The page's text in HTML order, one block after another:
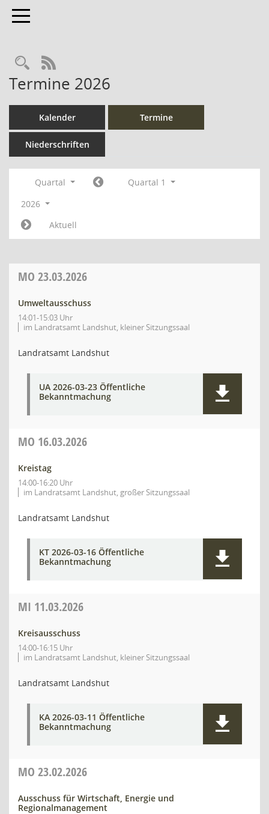
Toggle navigation
Rechercheauswahl
RSS-Feed
Termine 2026
Kalender Termine
Niederschriften
Quartal
Quartal 1
2026
Aktuell
MO 23.03.2026
Umweltausschuss
14:01-15:03 Uhr
im Landratsamt Landshut, kleiner Sitzungssaal
Landratsamt Landshut
UA 2026-03-23 Öffentliche
Bekanntmachung
MO 16.03.2026
Kreistag
14:00-16:20 Uhr
im Landratsamt Landshut, großer Sitzungssaal
Landratsamt Landshut
KT 2026-03-16 Öffentliche
Bekanntmachung
MI 11.03.2026
Kreisausschuss
14:00-16:15 Uhr
im Landratsamt Landshut, kleiner Sitzungssaal
Landratsamt Landshut
KA 2026-03-11 Öffentliche
Bekanntmachung
MO 23.02.2026
Ausschuss für Wirtschaft, Energie und
Regionalmanagement